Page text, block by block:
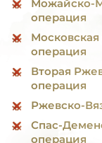
Можайско-
операция
Московская
операция
Вторая
операция
Ржевско-
Спас-
операция